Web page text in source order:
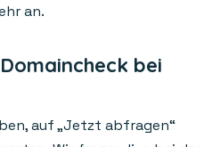
an.
bei
auf „Jetzt abfragen“